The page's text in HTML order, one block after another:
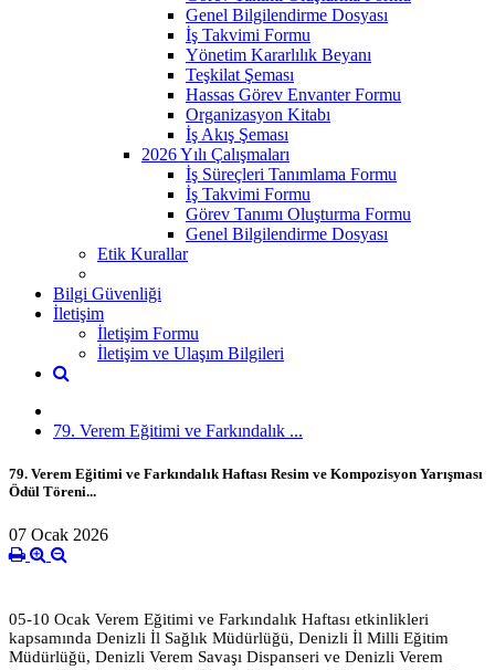
Genel Bilgilendirme Dosyası
İş Takvimi Formu
Yönetim Kararlılık Beyanı
Teşkilat Şeması
Hassas Görev Envanter Formu
Organizasyon Kitabı
İş Akış Şeması
2026 Yılı Çalışmaları
İş Süreçleri Tanımlama Formu
İş Takvimi Formu
Görev Tanımı Oluşturma Formu
Genel Bilgilendirme Dosyası
Etik Kurallar
Bilgi Güvenliği
İletişim
İletişim Formu
İletişim ve Ulaşım Bilgileri
79. Verem Eğitimi ve Farkındalık ...
79. Verem Eğitimi ve Farkındalık Haftası Resim ve Kompozisyon Yarışması
Ödül Töreni...
07 Ocak 2026
05-10 Ocak Verem Eğitimi ve Farkındalık Haftası etkinlikleri
kapsamında Denizli İl Sağlık Müdürlüğü, Denizli İl Milli Eğitim
Müdürlüğü, Denizli Verem Savaşı Dispanseri ve Denizli Verem